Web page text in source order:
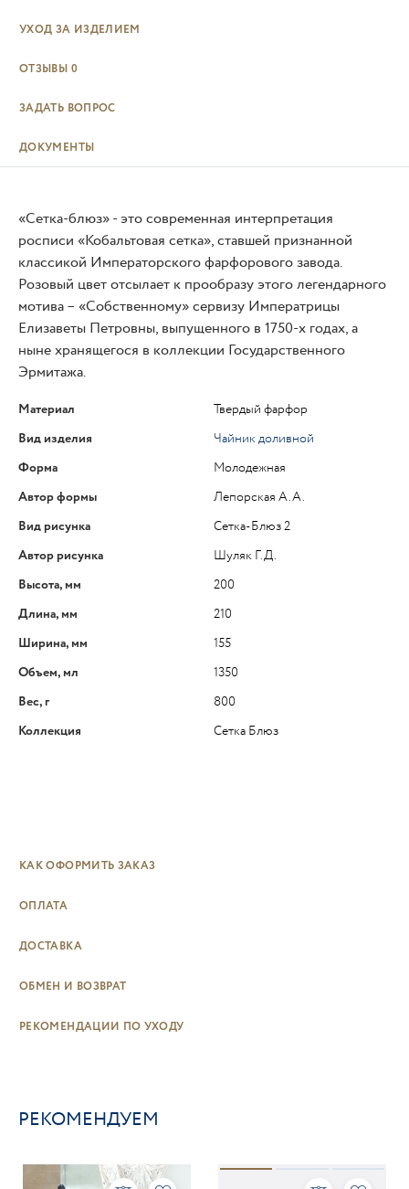
УХОД ЗА ИЗДЕЛИЕМ
ОТЗЫВЫ 0
ЗАДАТЬ ВОПРОС
ДОКУМЕНТЫ
«Сетка-блюз» - это современная интерпретация
росписи «Кобальтовая сетка», ставшей признанной
классикой Императорского фарфорового завода.
Розовый цвет отсылает к прообразу этого легендарного
мотива – «Собственному» сервизу Императрицы
Елизаветы Петровны, выпущенного в 1750-х годах, а
ныне хранящегося в коллекции Государственного
Эрмитажа.
Материал
Твердый фарфор
Вид изделия
Чайник доливной
Форма
Молодежная
Автор формы
Лепорская А.А.
Вид рисунка
Сетка-Блюз 2
Автор рисунка
Шуляк Г.Д.
Высота, мм
200
Длина, мм
210
Ширина, мм
155
Объем, мл
1350
Вес, г
800
Коллекция
Сетка Блюз
КАК ОФОРМИТЬ ЗАКАЗ
ОПЛАТА
ДОСТАВКА
ОБМЕН И ВОЗВРАТ
РЕКОМЕНДАЦИИ ПО УХОДУ
РЕКОМЕНДУЕМ